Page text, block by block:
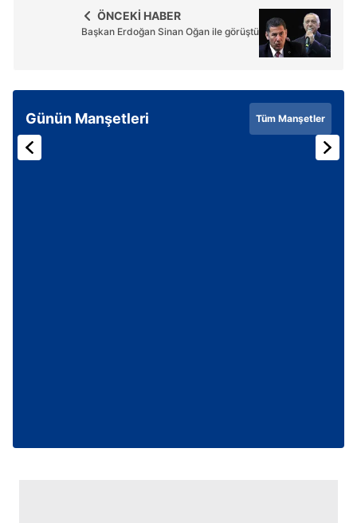
ÖNCEKİ HABER
Başkan Erdoğan Sinan Oğan ile görüştü
Günün Manşetleri Tüm Manşetler